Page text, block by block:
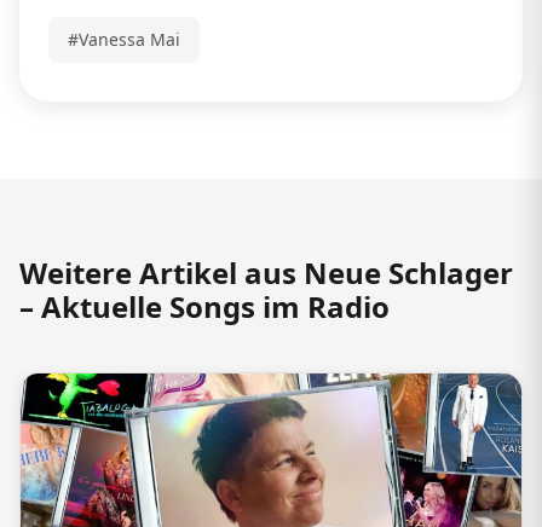
#Vanessa Mai
Weitere Artikel aus Neue Schlager
– Aktuelle Songs im Radio